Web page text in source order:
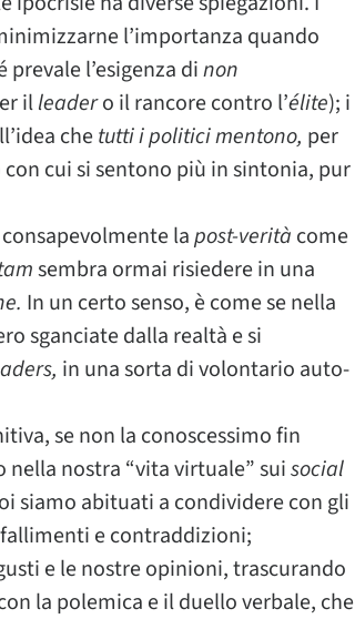
l’importanza quando
l’esigenza dinon
illeadero il rancore contro l’élite); i
chetutti i politici mentono, per
cui si sentono più in sintonia, pur
lapost-verità come
sembra ormai risiedere in una
In un certo senso, è come se nella
sganciate dalla realtà e si
in una sorta di volontario auto-
se non la conoscessimo fin
nostra “vita virtuale” suisocial
siamo abituati a condividere con gli
e contraddizioni;
e le nostre opinioni, trascurando
la polemica e il duello verbale, che